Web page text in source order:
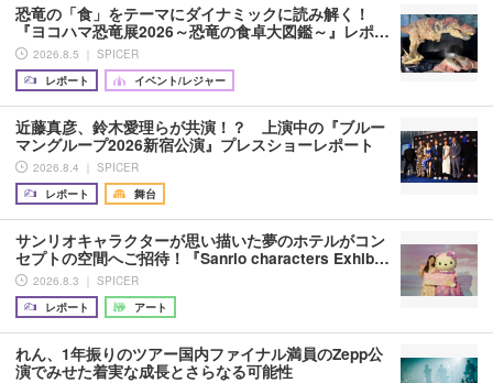
恐竜の「食」をテーマにダイナミックに読み解く！
『ヨコハマ恐竜展2026～恐竜の食卓大図鑑～』レポ…
2026.8.5 ｜ SPICER
レポート
イベント/レジャー
近藤真彦、鈴木愛理らが共演！？ 上演中の『ブルー
マングループ2026新宿公演』プレスショーレポート
2026.8.4 ｜ SPICER
レポート
舞台
サンリオキャラクターが思い描いた夢のホテルがコン
セプトの空間へご招待！『Sanrio characters Exhib…
2026.8.3 ｜ SPICER
レポート
アート
れん、1年振りのツアー国内ファイナル満員のZepp公
演でみせた着実な成長とさらなる可能性